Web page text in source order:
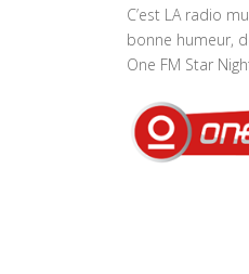
C’est LA radio
bonne humeur,
One FM Star